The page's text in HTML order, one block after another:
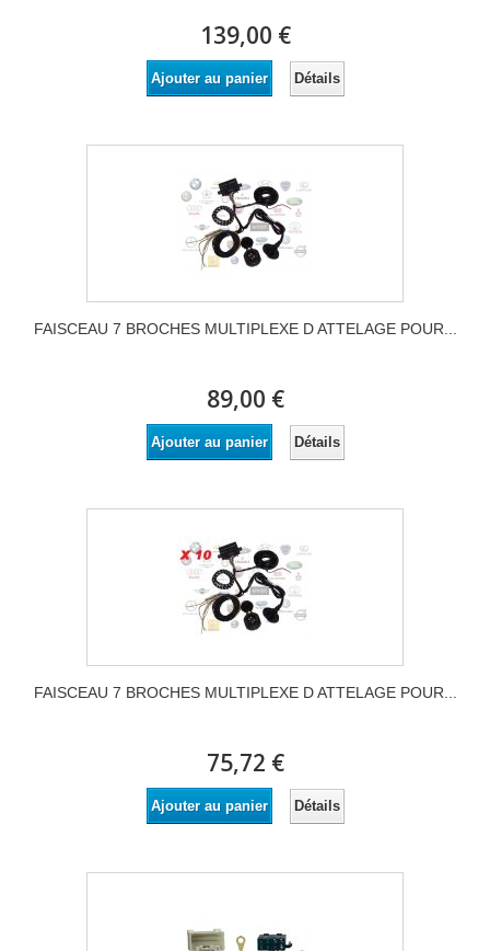
139,00 €
Ajouter au panier Détails
FAISCEAU 7 BROCHES MULTIPLEXE D ATTELAGE POUR...
89,00 €
Ajouter au panier Détails
FAISCEAU 7 BROCHES MULTIPLEXE D ATTELAGE POUR...
75,72 €
Ajouter au panier Détails